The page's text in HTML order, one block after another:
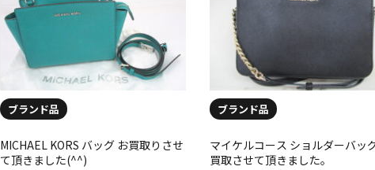
ブランド品
MICHAEL KORS バッグ お買取りさせ
て頂きました(^^)
ブランド品
マイケルコース ショルダーバッ
買取させて頂きました。